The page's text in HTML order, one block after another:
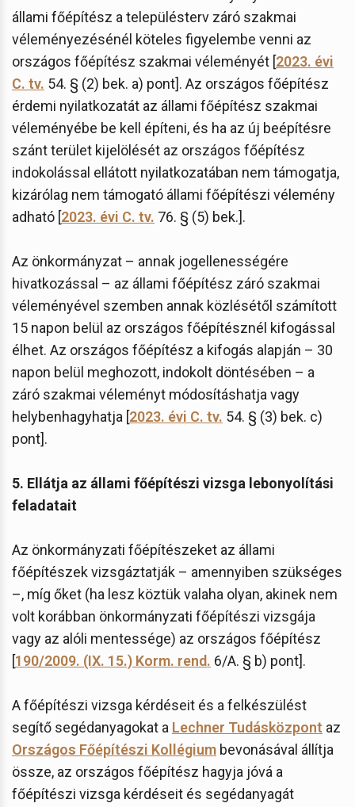
állami főépítész a településterv záró szakmai
véleményezésénél köteles figyelembe venni az
országos főépítész szakmai véleményét [2023. évi
C. tv. 54. § (2) bek. a) pont]. Az országos főépítész
érdemi nyilatkozatát az állami főépítész szakmai
véleményébe be kell építeni, és ha az új beépítésre
szánt terület kijelölését az országos főépítész
indokolással ellátott nyilatkozatában nem támogatja,
kizárólag nem támogató állami főépítészi vélemény
adható [2023. évi C. tv. 76. § (5) bek.].
Az önkormányzat – annak jogellenességére
hivatkozással – az állami főépítész záró szakmai
véleményével szemben annak közlésétől számított
15 napon belül az országos főépítésznél kifogással
élhet. Az országos főépítész a kifogás alapján – 30
napon belül meghozott, indokolt döntésében – a
záró szakmai véleményt módosításhatja vagy
helybenhagyhatja [2023. évi C. tv. 54. § (3) bek. c)
pont].
5. Ellátja az állami főépítészi vizsga lebonyolítási
feladatait
Az önkormányzati főépítészeket az állami
főépítészek vizsgáztatják – amennyiben szükséges
–, míg őket (ha lesz köztük valaha olyan, akinek nem
volt korábban önkormányzati főépítészi vizsgája
vagy az alóli mentessége) az országos főépítész
[190/2009. (IX. 15.) Korm. rend. 6/A. § b) pont].
A főépítészi vizsga kérdéseit és a felkészülést
segítő segédanyagokat a Lechner Tudásközpont az
Országos Főépítészi Kollégium bevonásával állítja
össze, az országos főépítész hagyja jóvá a
főépítészi vizsga kérdéseit és segédanyagát